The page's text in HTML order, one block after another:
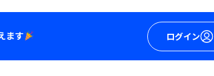
ログイン